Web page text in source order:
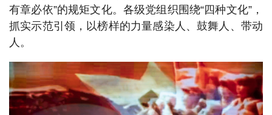
有章必依”的规矩文化。各级党组织围绕“四种文化”，
抓实示范引领，以榜样的力量感染人、鼓舞人、带动
人。